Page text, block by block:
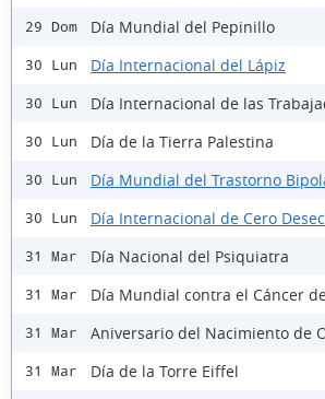
29 Dom Día Mundial del Pepinillo
30 Lun Día Internacional del Lápiz
30 Lun Día Internacional de las
30 Lun Día de la Tierra Palestina
30 Lun Día Mundial del Trastorno
30 Lun Día Internacional de Cero
31 Mar Día Nacional del Psiquiatra
31 Mar Día Mundial contra el Cáncer
31 Mar Aniversario del Nacimiento de
31 Mar
Día de la Torre Eiffel